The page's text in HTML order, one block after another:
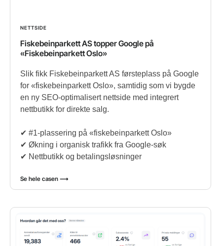
NETTSIDE
Fiskebeinparkett AS topper Google på
«Fiskebeinparkett Oslo»
Slik fikk Fiskebeinparkett AS førsteplass på Google
for «fiskebeinparkett Oslo», samtidig som vi bygde
en ny SEO-optimalisert nettside med integrert
nettbutikk for direkte salg.
✔︎ #1-plassering på «fiskebeinparkett Oslo»
✔︎ Økning i organisk trafikk fra Google-søk
✔︎ Nettbutikk og betalingsløsninger
Se hele casen ⟶